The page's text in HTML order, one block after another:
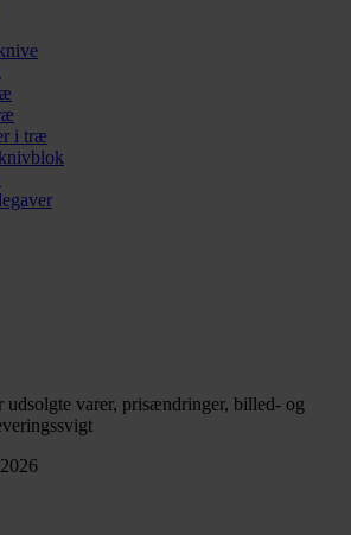
i træ
udsolgte varer, prisændringer, billed- og